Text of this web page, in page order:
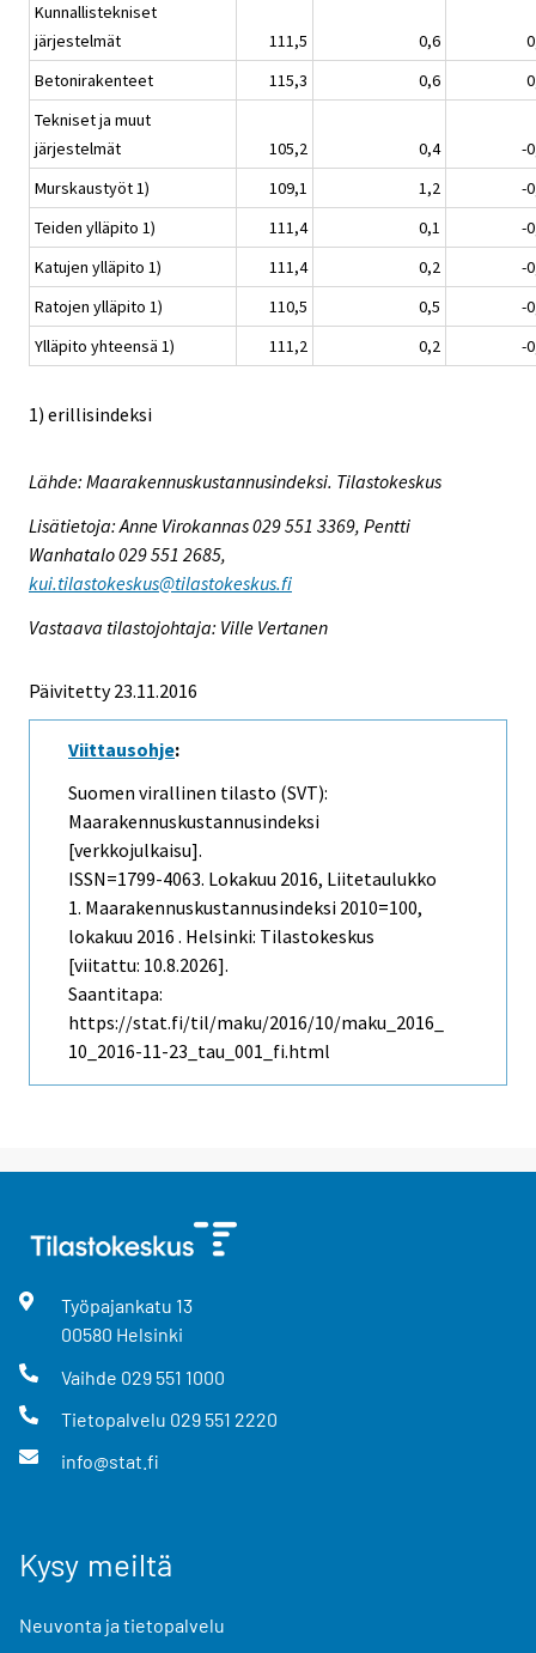
Kunnallistekniset
järjestelmät
111,5 0,6
Betonirakenteet
115,3 0,6
Tekniset ja muut
järjestelmät
105,2 0,4
-
Murskaustyöt 1)
109,1 1,2
-
Teiden ylläpito 1)
111,4 0,1
-
Katujen ylläpito 1)
111,4 0,2
-
Ratojen ylläpito 1)
110,5 0,5
-
Ylläpito yhteensä 1)
111,2 0,2 -
1) erillisindeksi
Lähde: Maarakennuskustannusindeksi. Tilastokeskus
Lisätietoja: Anne Virokannas 029 551 3369, Pentti
Wanhatalo 029 551 2685,
kui.tilastokeskus@tilastokeskus.fi
Vastaava tilastojohtaja: Ville Vertanen
Päivitetty 23.11.2016
Viittausohje:
Suomen virallinen tilasto (SVT):
Maarakennuskustannusindeksi
[verkkojulkaisu].
ISSN=1799-4063. Lokakuu 2016, Liitetaulukko
1. Maarakennuskustannusindeksi 2010=100,
lokakuu 2016 . Helsinki: Tilastokeskus
[viitattu: 10.8.2026].
Saantitapa:
https://stat.fi/til/maku/2016/10/maku_2016_
10_2016-11-23_tau_001_fi.html
Työpajankatu 13
00580 Helsinki
Vaihde 029 551 1000
Tietopalvelu 029 551 2220
info@stat.fi
Kysy meiltä
Neuvonta ja tietopalvelu